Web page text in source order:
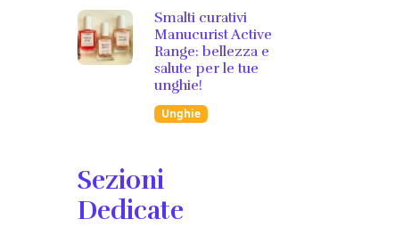
Smalti curativi
Manucurist Active
Range: bellezza e
salute per le tue
unghie!
Unghie
Sezioni
Dedicate